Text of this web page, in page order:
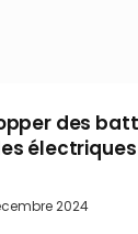
des
2024